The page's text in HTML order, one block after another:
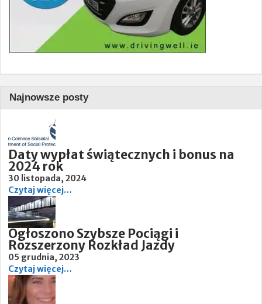
Najnowsze posty
Daty wypłat świątecznych i bonus na
2024 rok
30 listopada, 2024
Czytaj więcej…
Ogłoszono Szybsze Pociągi i
Rozszerzony Rozkład Jazdy
05 grudnia, 2023
Czytaj więcej…